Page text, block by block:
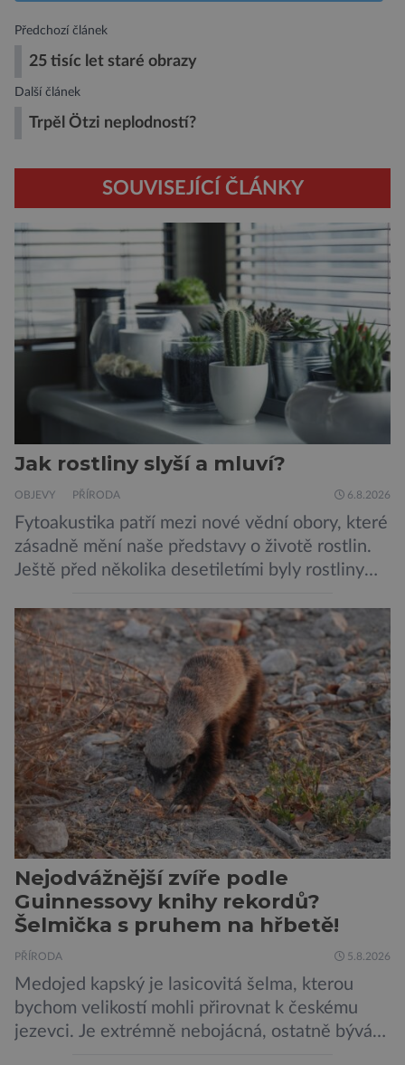
Předchozí článek
25 tisíc let staré obrazy
Další článek
Trpěl Ötzi neplodností?
SOUVISEJÍCÍ ČLÁNKY
Jak rostliny slyší a mluví?
OBJEVY PŘÍRODA 6.8.2026
Fytoakustika patří mezi nové vědní obory, které
zásadně mění naše představy o životě rostlin.
Ještě před několika desetiletími byly rostliny
pouze reagují na změny prostředí. Moderní
výzkum však ukazuje, že skutečnost je mnohem
zajímavější. Rostliny totiž dokážou své okolí
vnímat prostřednictvím mechanických podnětů
a samy také vydávají zvuky […]
Nejodvážnější zvíře podle
Guinnessovy knihy rekordů?
Šelmička s pruhem na hřbetě!
PŘÍRODA 5.8.2026
Medojed kapský je lasicovitá šelma, kterou
bychom velikostí mohli přirovnat k českému
jezevci. Je extrémně nebojácná, ostatně bývá